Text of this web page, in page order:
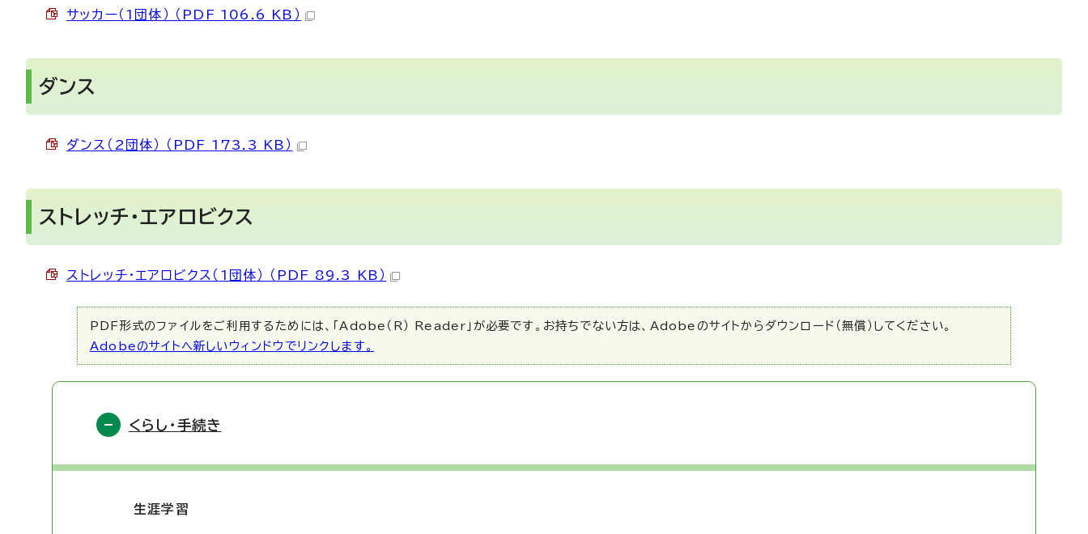
サッカー（1団体） （PDF 106.6 KB）
ダンス
ダンス（2団体） （PDF 173.3 KB）
ストレッチ・エアロビクス
ストレッチ・エアロビクス（1団体） （PDF 89.3 KB）
PDF形式のファイルをご利用するためには、「Adobe（R） Reader」が必要です。お持ちでない方は、Adobeのサイトからダウンロード（無償）してください。
Adobeのサイトへ新しいウィンドウでリンクします。
くらし・手続き
生涯学習